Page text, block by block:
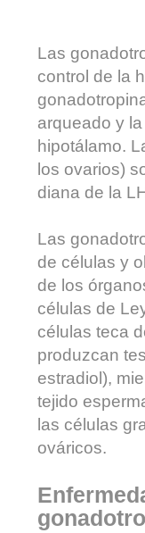
Las
control de la
arqueado y
hipotálamo.
los ovarios)
diana de la
Las
de células y
de los
células de
células teca
produzcan
estradiol),
tejido
las células
ováricos.